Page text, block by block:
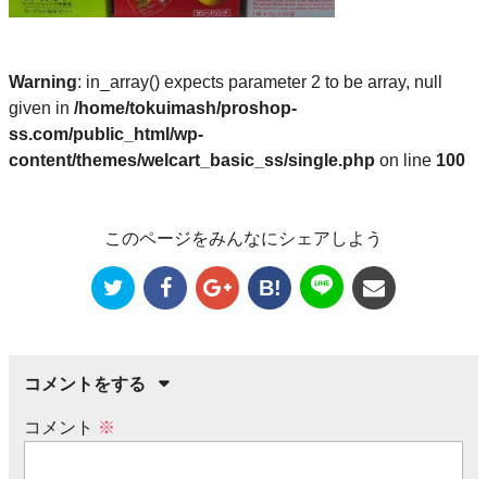
Warning: in_array() expects parameter 2 to be array, null
given in /home/tokuimash/proshop-
ss.com/public_html/wp-
content/themes/welcart_basic_ss/single.php on line 100
このページをみんなにシェアしよう
B!
コメントをする
コメント ※